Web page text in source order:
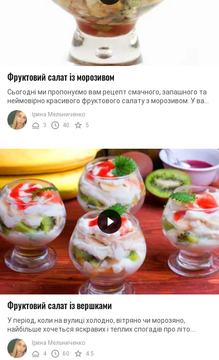
Фруктовий салат із морозивом
Сьогодні ми пропонуємо вам рецепт смачного, запашного та
неймовірно красивого фруктового салату з морозивом. У вас
вийде фантастично смачнющий ...
Ірина Мельниченко
3
40 5
Фруктовий салат із вершками
У період, коли на вулиці холодно, вітряно чи морозяно,
найбільше хочеться яскравих і теплих спогадів про літо.
Найкраще та найшвидше вас поверне у ...
Ірина Мельниченко
4
60 4.5